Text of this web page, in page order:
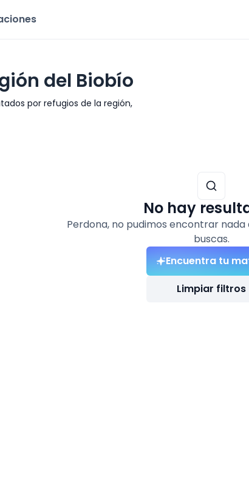
del Biobío
por refugios de la región,
No hay
Perdona, no pudimos encontrar
buscas.
Encuentra tu
Limpiar filtros